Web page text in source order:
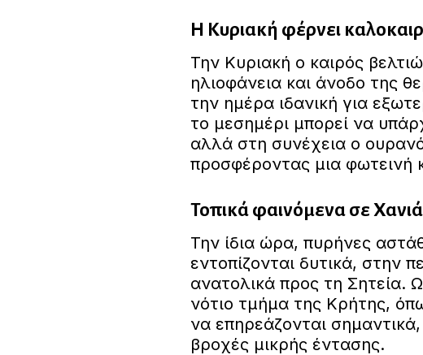
Η Κυριακή φέρνει
Την Κυριακή ο καιρός
ηλιοφάνεια και άνοδο της
την ημέρα ιδανική για
το μεσημέρι μπορεί να
αλλά στη συνέχεια ο
προσφέροντας μια φωτεινή
Τοπικά φαινόμενα σε Χανιά
Την ίδια ώρα, πυρήνες
εντοπίζονται δυτικά, στην
ανατολικά προς τη Σητεία.
νότιο τμήμα της Κρήτης,
να επηρεάζονται
βροχές μικρής έντασης.